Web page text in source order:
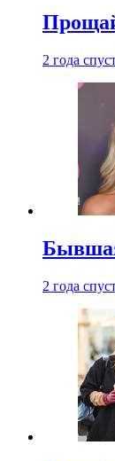
2 года
2 года